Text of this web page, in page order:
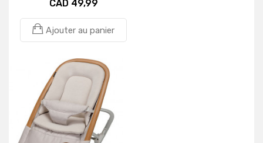
CAD 49,99
Ajouter au panier